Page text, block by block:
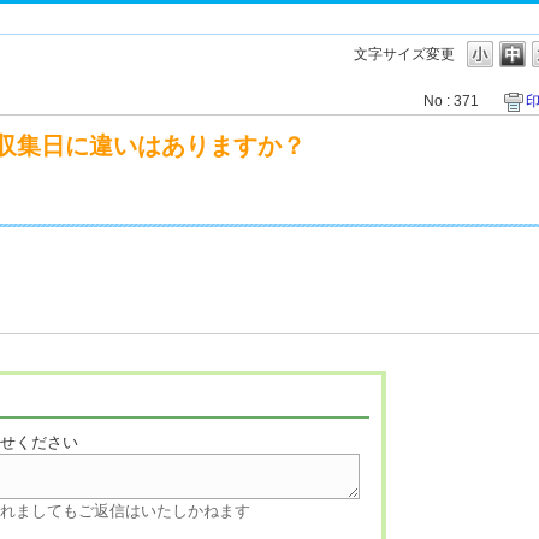
文字サイズ変更
No : 371
集日に違いはありますか？
ください
ましてもご返信はいたしかねます